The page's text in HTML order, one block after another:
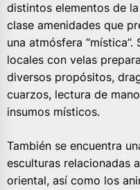
distintos elementos de
clase amenidades que
una atmósfera
locales con velas
diversos propósitos,
cuarzos, lectura de
insumos místicos.
También se encuentra
esculturas relacionadas
oriental, así como los